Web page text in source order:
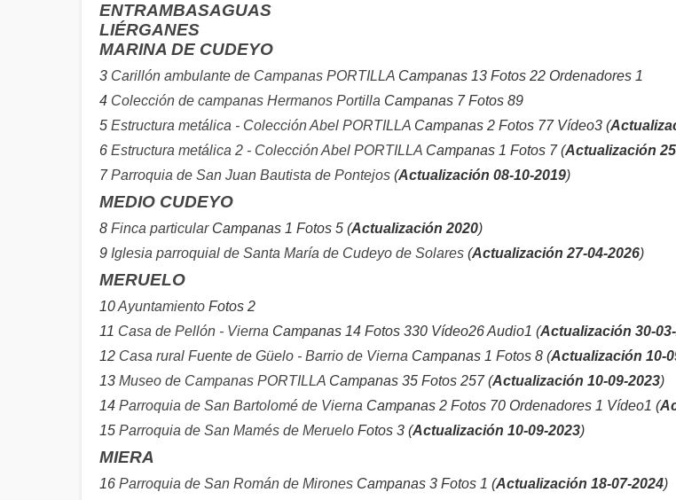
ENTRAMBASAGUAS
LIÉRGANES
MARINA DE CUDEYO
3 Carillón ambulante de Campanas PORTILLA Campanas 13 Fotos 22 Ordenadores 1
4 Colección de campanas Hermanos Portilla Campanas 7 Fotos 89
5 Estructura metálica - Colección Abel PORTILLA Campanas 2 Fotos 77 Vídeo3 (
6 Estructura metálica 2 - Colección Abel PORTILLA Campanas 1 Fotos 7 (Actualización
7Parroquia de San Juan Bautista de Pontejos (Actualización 08-10-2019)
MEDIO CUDEYO
8 Finca particularCampanas 1 Fotos 5 (Actualización 2020)
9 Iglesia parroquial de Santa María de Cudeyo de Solares (Actualización 27-04-2026)
MERUELO
10Ayuntamiento Fotos 2
11 Casa de Pellón - Vierna Campanas 14 Fotos 330 Vídeo26 Audio1 (Actualización 30-
12 Casa rural Fuente de Güelo - Barrio de Vierna Campanas 1 Fotos 8 (Actualización 10-
13 Museo de Campanas PORTILLA Campanas 35 Fotos 257 (Actualización 10-09-2023)
14 Parroquia de San Bartolomé de Vierna Campanas 2 Fotos 70 Ordenadores 1 Vídeo1 (
15 Parroquia de San Mamés de Meruelo Fotos 3 (Actualización 10-09-2023)
MIERA
16 Parroquia de San Román de Mirones Campanas 3 Fotos 1 (Actualización 18-07-2024)